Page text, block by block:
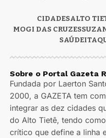
CIDADESALTO
MOGI DAS CRUZES
SAÚDE
Sobre o Portal Gazeta
Fundada por Laerton
2000, a GAZETA tem
integrar as dez cidades
do Alto Tietê, tendo
crítico que define a linha